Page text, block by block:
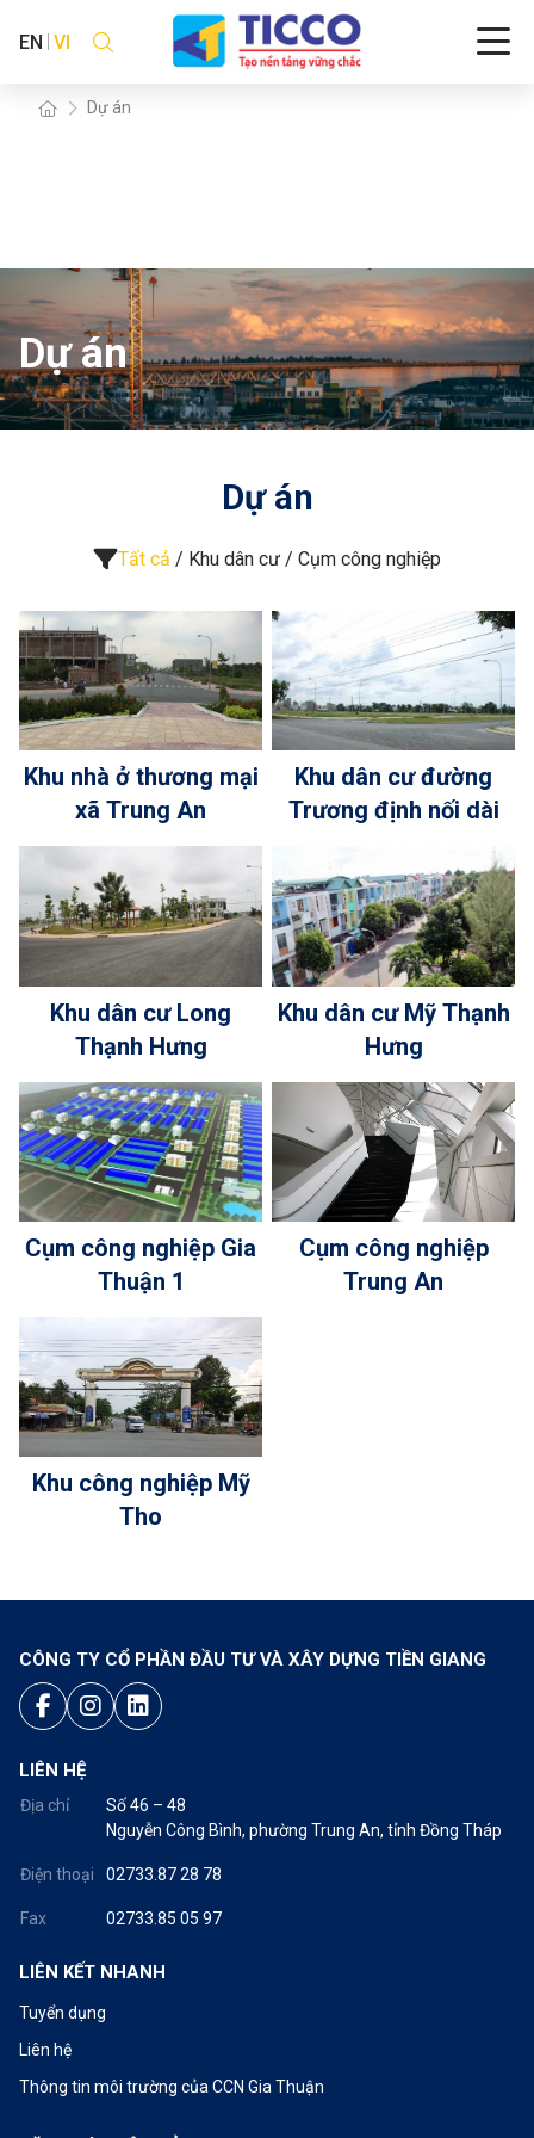
EN VI
Dự án
Dự án
Dự án
Tất cả Khu dân cư Cụm công nghiệp
Khu nhà ở thương mại
xã Trung An
Khu dân cư đường
Trương định nối dài
Khu dân cư Long
Thạnh Hưng
Khu dân cư Mỹ Thạnh
Hưng
Cụm công nghiệp Gia
Thuận 1
Cụm công nghiệp
Trung An
Khu công nghiệp Mỹ
Tho
CÔNG TY CỔ PHẦN ĐẦU TƯ VÀ XÂY DỰNG TIỀN GIANG
LIÊN HỆ
Địa chỉ
Số 46 – 48
Nguyễn Công Bình, phường Trung An, tỉnh Đồng Tháp
Điện thoại 02733.87 28 78
Fax 02733.85 05 97
LIÊN KẾT NHANH
Tuyển dụng
Liên hệ
Thông tin môi trường của CCN Gia Thuận